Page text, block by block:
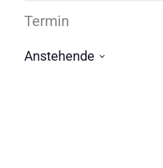
Termin
Anstehende